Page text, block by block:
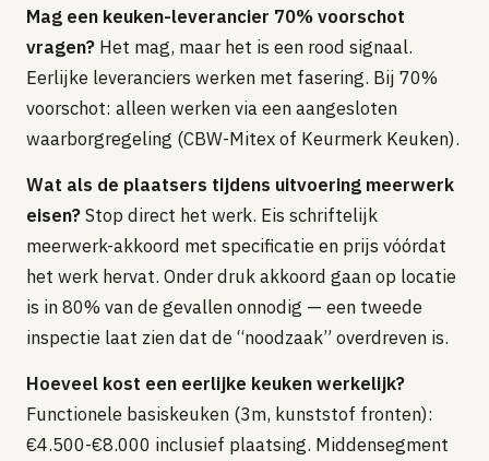
Mag een keuken-leverancier 70% voorschot
vragen? Het mag, maar het is een rood signaal.
Eerlijke leveranciers werken met fasering. Bij 70%
voorschot: alleen werken via een aangesloten
waarborgregeling (CBW-Mitex of Keurmerk Keuken).
Wat als de plaatsers tijdens uitvoering meerwerk
eisen?Stop direct het werk. Eis schriftelijk
meerwerk-akkoord met specificatie en prijs vóórdat
het werk hervat. Onder druk akkoord gaan op locatie
is in 80% van de gevallen onnodig — een tweede
inspectie laat zien dat de “noodzaak” overdreven is.
Hoeveel kost een eerlijke keuken werkelijk?
Functionele basiskeuken (3m, kunststof fronten):
€4.500-€8.000 inclusief plaatsing. Middensegment